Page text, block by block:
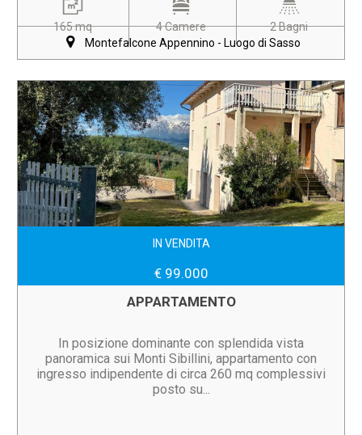
165 mq 4 Camere
2 Bagni
Montefalcone Appennino - Luogo di Sasso
IN VENDITA
€ 99.000
APPARTAMENTO
In posizione dominante con splendida vista
panoramica sui Monti Sibillini, appartamento con
ingresso indipendente di circa 260 mq complessivi
posto su...